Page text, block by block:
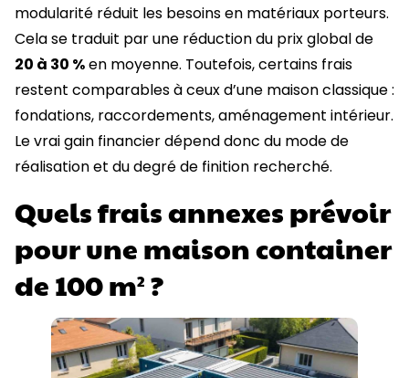
modularité réduit les besoins en matériaux porteurs.
Cela se traduit par une réduction du prix global de
20 à 30 %en moyenne. Toutefois, certains frais
restent comparables à ceux d’une maison classique :
fondations, raccordements, aménagement intérieur.
Le vrai gain financier dépend donc du mode de
réalisation et du degré de finition recherché.
Quels frais annexes prévoir
pour une maison container
de 100 m² ?